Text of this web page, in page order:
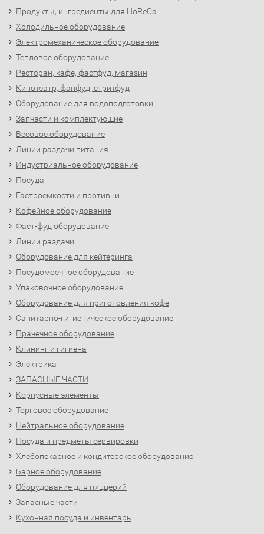
Продукты, ингредиенты для HoReCa
Холодильное оборудование
Электромеханическое оборудование
Тепловое оборудование
Ресторан, кафе, фастфуд, магазин
Кинотеатр, фанфуд, стритфуд
Оборудование для водоподготовки
Запчасти и комплектующие
Весовое оборудование
Линии раздачи питания
Индустриальное оборудование
Посуда
Гастроемкости и противни
Кофейное оборудование
Фаст-фуд оборудование
Линии раздачи
Оборудование для кейтеринга
Посудомоечное оборудование
Упаковочное оборудование
Оборудование для приготовления кофе
Санитарно-гигиеническое оборудование
Прачечное оборудование
Клининг и гигиена
Электрика
ЗАПАСНЫЕ ЧАСТИ
Корпусные элементы
Торговое оборудование
Нейтральное оборудование
Посуда и предметы сервировки
Хлебопекарное и кондитерское оборудование
Барное оборудование
Оборудование для пиццерий
Запасные части
Кухонная посуда и инвентарь